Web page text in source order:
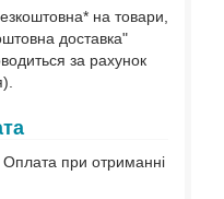
на товари,
доставка"
за рахунок
Оплата при отриманні